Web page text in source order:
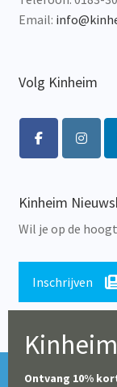
Email:
Volg Kinheim
Kinheim
Wil je op de
Inschrijven
© Alle rechten
Tijdens de
Ontvang 10%